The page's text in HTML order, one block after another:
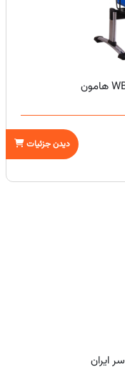
دیدن جزئیات